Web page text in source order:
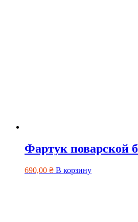
Фартук поварской
690,00 ₴ В корзину